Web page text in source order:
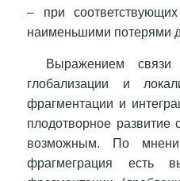
– при
наименьшими потерями
Выражением связи
глобализации и
фрагментации и
плодотворное
возможным. По
фрагмеграция есть